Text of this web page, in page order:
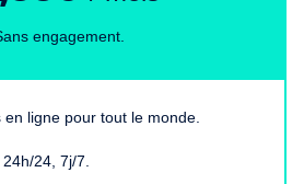
engagement.
en ligne pour tout le monde.
24, 7j/7.